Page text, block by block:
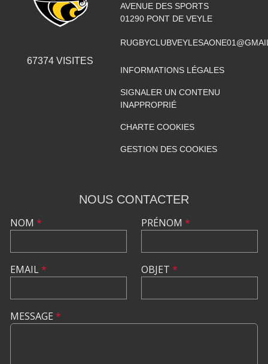
67374VISITES
AVENUE DES SPORTS
01290 PONT DE VEYLE
INFORMATIONS LÉGALES
SIGNALER UN CONTENU
INAPPROPRIÉ
CHARTE COOKIES
GESTION DES COOKIES
NOUS CONTACTER
NOM *
EMAIL*
PRÉNOM *
OBJET *
MESSAGE *